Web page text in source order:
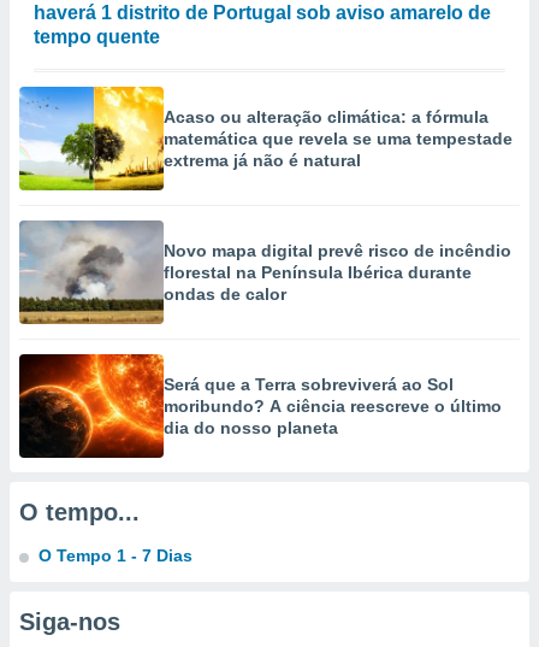
criar
medir
da
medir o
dos
os
de
de dados
e melhorar
dados
haverá 1 distrito de Portugal sob aviso amarelo de
tempo quente
Acaso ou alteração climática: a fórmula
matemática que revela se uma tempestade
extrema já não é natural
Novo mapa digital prevê risco de incêndio
florestal na Península Ibérica durante
ondas de calor
Será que a Terra sobreviverá ao Sol
moribundo? A ciência reescreve o último
dia do nosso planeta
O tempo...
O Tempo 1 - 7 Dias
Siga-nos